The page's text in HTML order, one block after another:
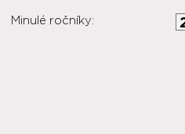
Minulé ročníky: